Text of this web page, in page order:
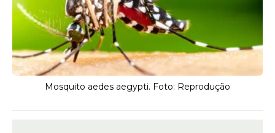
Mosquito aedes aegypti. Foto: Reprodução